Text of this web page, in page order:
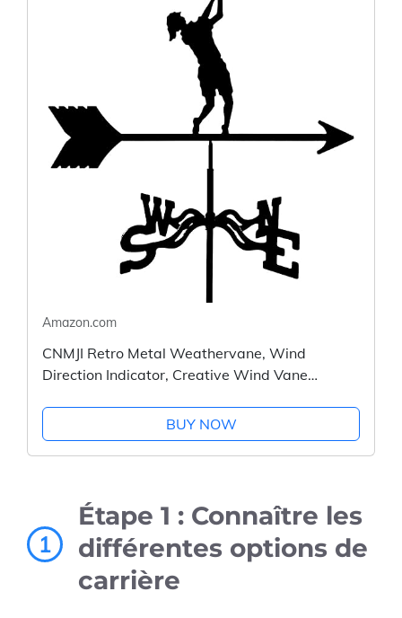
Amazon.com
CNMJI Retro Metal Weathervane, Wind
Direction Indicator, Creative Wind Vane
Roof Garden Mount Yard Decor
BUY NOW
1
Étape 1 : Connaître les
différentes options de
carrière